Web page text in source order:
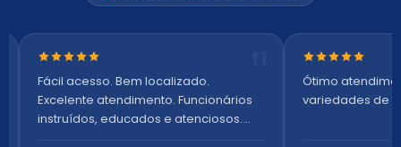
Nota 5 de 5 estrelas
Fácil acesso. Bem localizado.
Excelente atendimento. Funcionários
instruídos, educados e atenciosos.
Nota 5 de 5
Ótimo
variedades de